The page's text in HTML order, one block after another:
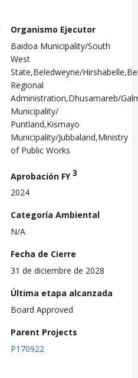
Organismo Ejecutor
Baidoa Municipality/South
West
State,Beledweyne/
Regional
Administration,Dhusamareb/
Municipality/
Puntland,Kismayo
Municipality/Jubbaland,Ministry
of Public Works
Aprobación FY3
2024
Categoría Ambiental
N/A
Fecha de Cierre
31 de diciembre de 2028
Última etapa alcanzada
Board Approved
Parent Projects
P170922